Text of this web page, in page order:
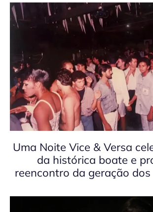
Uma Noite Vice & Versa
da histórica boate e
reencontro da geração